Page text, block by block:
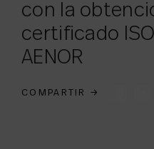
con la
certificado
AENOR
COMPARTIR →